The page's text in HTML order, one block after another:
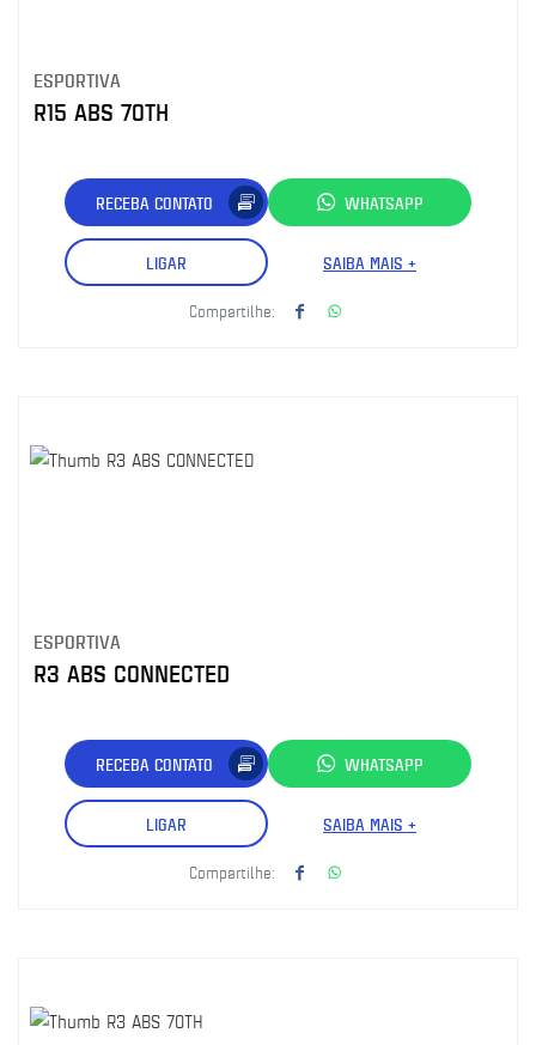
ESPORTIVA
R15 ABS 70TH
RECEBA CONTATO WHATSAPP
LIGAR SAIBA MAIS +
Compartilhe:
ESPORTIVA
R3 ABS CONNECTED
RECEBA CONTATO WHATSAPP
LIGAR SAIBA MAIS +
Compartilhe: